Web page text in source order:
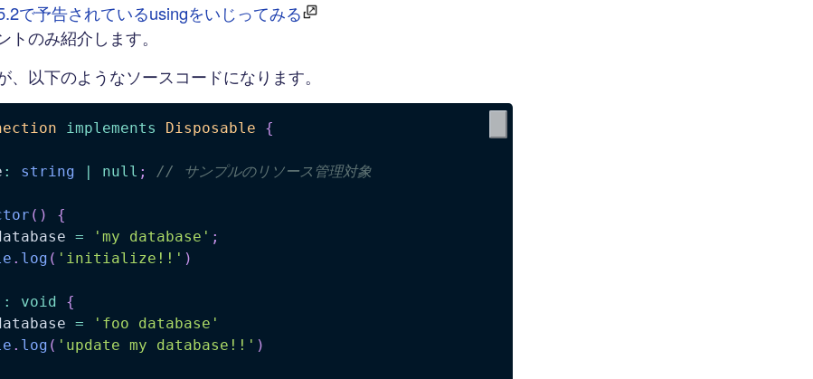
で予告されているusingをいじってみる
トのみ紹介します。
、以下のようなソースコードになります。
implements Disposable {
: string null ; // サンプルのリソース管理対象
( )
{
= 'my database' ;
. log ( 'initialize!!' )
: void
{
=
'foo database'
. log ( 'update my database!!' )